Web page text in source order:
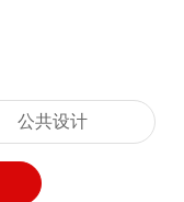
公共设计